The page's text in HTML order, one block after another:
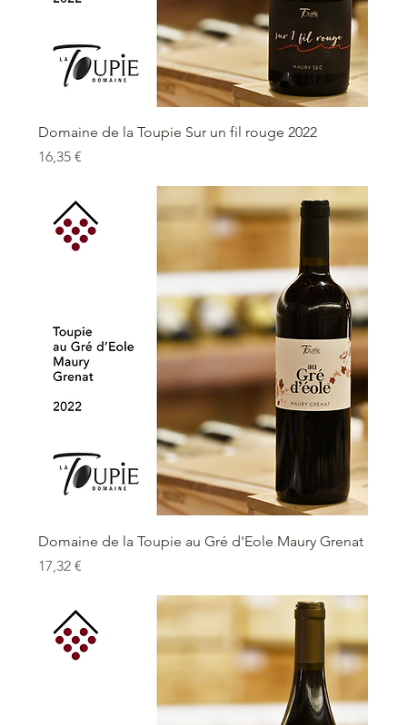
Domaine de la Toupie Sur un fil rouge 2022
Prix
16,35 €
Domaine de la Toupie au Gré d'Eole Maury Grenat
Prix
17,32 €